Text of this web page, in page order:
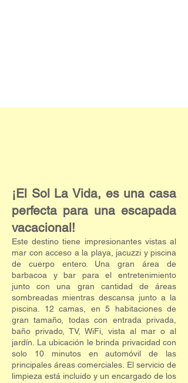
¡El Sol La Vida, es una casa
perfecta para una escapada
vacacional!
Este destino tiene impresionantes vistas al
mar con acceso a la playa, jacuzzi y piscina
de cuerpo entero. Una gran área de
barbacoa y bar para el entretenimiento
junto con una gran cantidad de áreas
sombreadas mientras descansa junto a la
piscina. 12 camas, en 5 habitaciones de
gran tamaño, todas con entrada privada,
baño privado, TV, WiFi, vista al mar o al
jardín. La ubicación le brinda privacidad con
solo 10 minutos en automóvil de las
principales áreas comerciales. El servicio de
limpieza está incluido y un encargado de los